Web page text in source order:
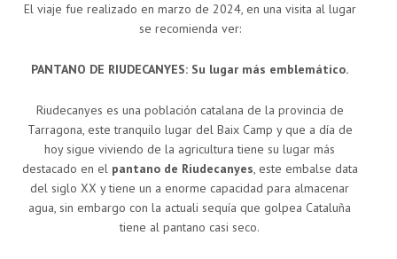
El viaje fue realizado en marzo de 2024, en una visita al lugar
se recomienda ver:
PANTANO DE RIUDECANYES: Su lugar más emblemático.
Riudecanyes es una población catalana de la provincia de
Tarragona, este tranquilo lugar del Baix Camp y que a día de
hoy sigue viviendo de la agricultura tiene su lugar más
destacado en el pantano de Riudecanyes, este embalse data
del siglo XX y tiene un a enorme capacidad para almacenar
agua, sin embargo con la actuali sequía que golpea Cataluña
tiene al pantano casi seco.